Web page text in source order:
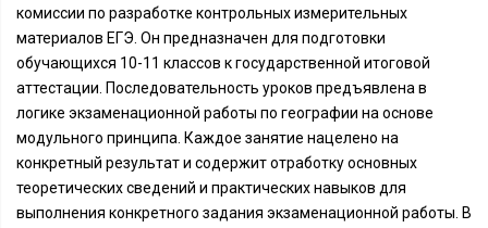
комиссии по разработке контрольных измерительных
материалов ЕГЭ. Он предназначен для подготовки
обучающихся 10-11 классов к государственной итоговой
аттестации. Последовательность уроков предъявлена в
логике экзаменационной работы по географии на основе
модульного принципа. Каждое занятие нацелено на
конкретный результат и содержит отработку основных
теоретических сведений и практических навыков для
выполнения конкретного задания экзаменационной работы. В